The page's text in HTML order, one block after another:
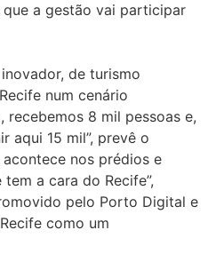
a gestão vai participar
inovador, de turismo
num cenário
recebemos 8 mil pessoas e,
aqui 15 mil”, prevê o
nos prédios e
a cara do Recife”,
pelo Porto Digital e
como um